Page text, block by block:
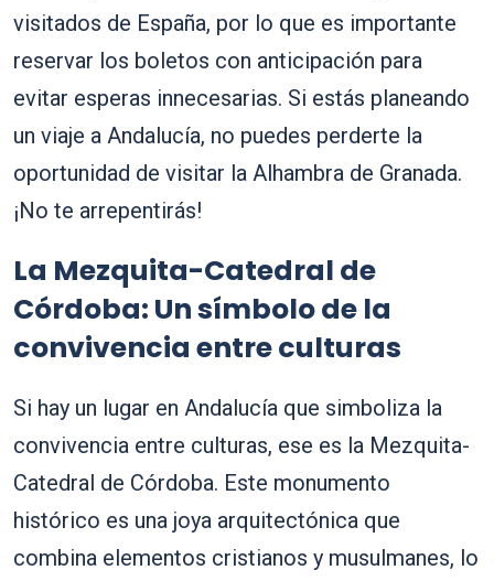
visitados de España, por lo que es importante
reservar los boletos con anticipación para
evitar esperas innecesarias. Si estás planeando
un viaje a Andalucía, no puedes perderte la
oportunidad de visitar la Alhambra de Granada.
¡No te arrepentirás!
La Mezquita-Catedral de
Córdoba: Un símbolo de la
convivencia entre culturas
Si hay un lugar en Andalucía que simboliza la
convivencia entre culturas, ese es la Mezquita-
Catedral de Córdoba. Este monumento
histórico es una joya arquitectónica que
combina elementos cristianos y musulmanes, lo